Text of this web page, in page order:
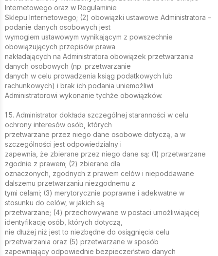
Internetowego oraz w Regulaminie
Sklepu Internetowego; (2) obowiązki ustawowe Administratora –
podanie danych osobowych jest
wymogiem ustawowym wynikającym z powszechnie
obowiązujących przepisów prawa
nakładających na Administratora obowiązek przetwarzania
danych osobowych (np. przetwarzanie
danych w celu prowadzenia ksiąg podatkowych lub
rachunkowych) i brak ich podania uniemożliwi
Administratorowi wykonanie tychże obowiązków.
1.5. Administrator dokłada szczególnej staranności w celu
ochrony interesów osób, których
przetwarzane przez niego dane osobowe dotyczą, a w
szczególności jest odpowiedzialny i
zapewnia, że zbierane przez niego dane są: (1) przetwarzane
zgodnie z prawem; (2) zbierane dla
oznaczonych, zgodnych z prawem celów i niepoddawane
dalszemu przetwarzaniu niezgodnemu z
tymi celami; (3) merytorycznie poprawne i adekwatne w
stosunku do celów, w jakich są
przetwarzane; (4) przechowywane w postaci umożliwiającej
identyfikację osób, których dotyczą,
nie dłużej niż jest to niezbędne do osiągnięcia celu
przetwarzania oraz (5) przetwarzane w sposób
zapewniający odpowiednie bezpieczeństwo danych